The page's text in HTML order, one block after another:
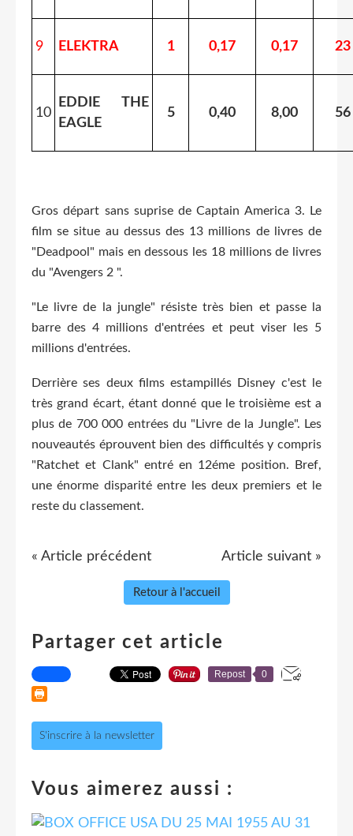
9 ELEKTRA 1 0,17 0,17 23
10
EDDIE THE
EAGLE
5 0,40 8,00
Gros départ sans suprise de Captain America 3. Le
film se situe au dessus des 13 millions de livres de
"Deadpool" mais en dessous les 18 millions de livres
du "Avengers 2 ".
"Le livre de la jungle" résiste très bien et passe la
barre des 4 millions d'entrées et peut viser les 5
millions d'entrées.
Derrière ses deux films estampillés Disney c'est le
très grand écart, étant donné que le troisième est a
plus de 700 000 entrées du "Livre de la Jungle". Les
nouveautés éprouvent bien des difficultés y compris
"Ratchet et Clank" entré en 12éme position. Bref,
une énorme disparité entre les deux premiers et le
reste du classement.
« Article précédent Article suivant »
Retour à l'accueil
Partager cet article
Repost 0
S'inscrire à la newsletter
Vous aimerez aussi :